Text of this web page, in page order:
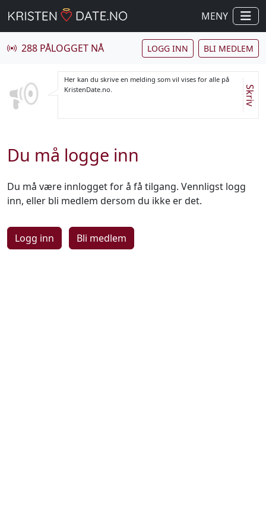
MENY
288 PÅLOGGET NÅ LOGG INN BLI MEDLEM
Her kan du skrive en melding som vil vises for alle på
KristenDate.no.
Skriv
Du må logge inn
Du må være innlogget for å få tilgang. Vennligst logg
inn, eller bli medlem dersom du ikke er det.
Logg inn